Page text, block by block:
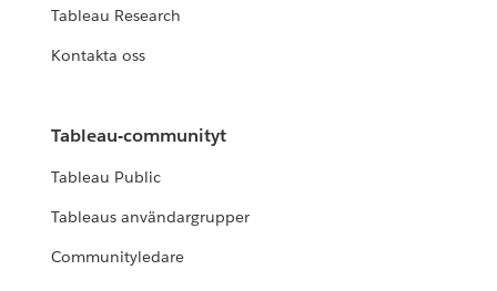
Tableau Research
Kontakta oss
Tableau-communityt
Tableau Public
Tableaus användargrupper
Communityledare